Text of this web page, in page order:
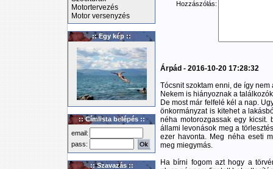
Motortervezés
Motor versenyzés
:: Egy kép ::
:: Címlista belépés ::
email:
pass:
:: Szavazás ::
Hozzászólás:
Árpád - 2016-10-20 17:28:32
Tócsnit szoktam enni, de így nem
Nekem is hiányoznak a
De most már felfelé kél a nap.
önkormányzat is kitehet a
néha motorozgassak egy
állami levonások meg a
ezer havonta. Meg néha eseti
meg miegymás.
Ha bírni fogom azt hogy a